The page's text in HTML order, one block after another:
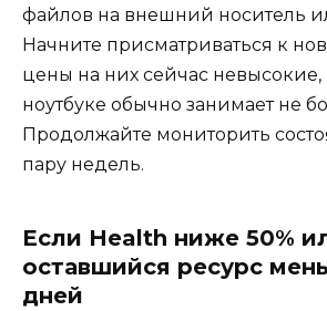
файлов на внешний носитель
Начните присматриваться к
цены на них сейчас невысокие,
ноутбуке обычно занимает не
Продолжайте мониторить
пару недель.
Если Health ниже 50%
оставшийся ресурс
дней